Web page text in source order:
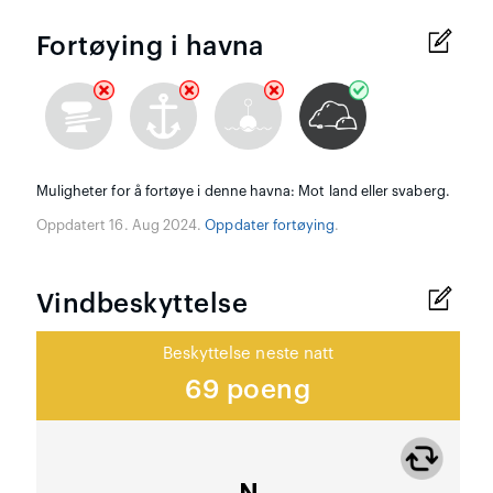
Fortøying i havna
Muligheter for å fortøye i denne havna: Mot land eller svaberg.
Oppdatert 16. Aug 2024.Oppdater fortøying.
Vindbeskyttelse
Beskyttelse neste natt
69 poeng